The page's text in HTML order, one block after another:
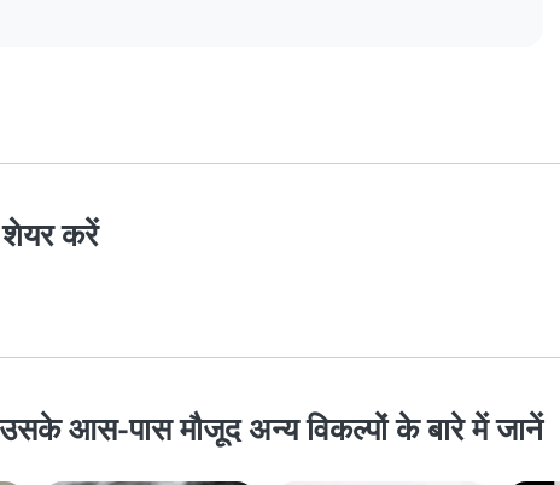
शेयर करें
आस-पास मौजूद अन्य विकल्पों के बारे में जानें